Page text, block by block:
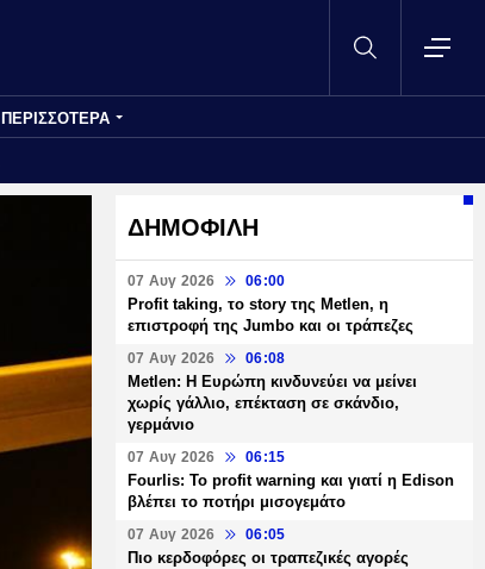
ΠΕΡΙΣΣΟΤΕΡΑ
ΔΗΜΟΦΙΛΗ
07 Αυγ 2026 06:00
Profit taking, το story της Metlen, η
επιστροφή της Jumbo και οι τράπεζες
07 Αυγ 2026 06:08
Metlen: Η Ευρώπη κινδυνεύει να μείνει
χωρίς γάλλιο, επέκταση σε σκάνδιο,
γερμάνιο
07 Αυγ 2026 06:15
Fourlis: Το profit warning και γιατί η Edison
βλέπει το ποτήρι μισογεμάτο
07 Αυγ 2026 06:05
Πιο κερδοφόρες οι τραπεζικές αγορές